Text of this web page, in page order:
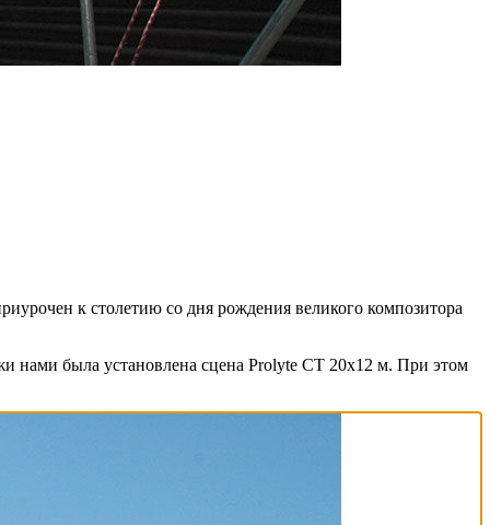
к столетию со дня рождения великого композитора
нами была установлена сцена Prolyte CT 20х12 м. При этом